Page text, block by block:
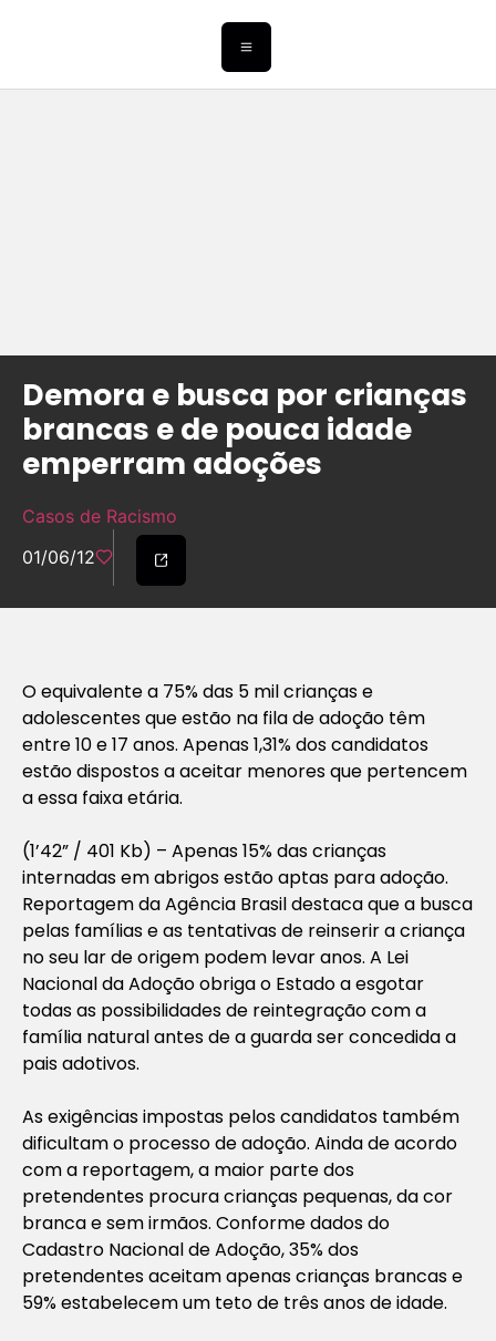
Demora e busca por crianças
brancas e de pouca idade
emperram adoções
Casos de Racismo
01/06/12
O equivalente a 75% das 5 mil crianças e
adolescentes que estão na fila de adoção têm
entre 10 e 17 anos. Apenas 1,31% dos candidatos
estão dispostos a aceitar menores que pertencem
a essa faixa etária.
(1’42” / 401 Kb) – Apenas 15% das crianças
internadas em abrigos estão aptas para adoção.
Reportagem da Agência Brasil destaca que a busca
pelas famílias e as tentativas de reinserir a criança
no seu lar de origem podem levar anos. A Lei
Nacional da Adoção obriga o Estado a esgotar
todas as possibilidades de reintegração com a
família natural antes de a guarda ser concedida a
pais adotivos.
As exigências impostas pelos candidatos também
dificultam o processo de adoção. Ainda de acordo
com a reportagem, a maior parte dos
pretendentes procura crianças pequenas, da cor
branca e sem irmãos. Conforme dados do
Cadastro Nacional de Adoção, 35% dos
pretendentes aceitam apenas crianças brancas e
59% estabelecem um teto de três anos de idade.